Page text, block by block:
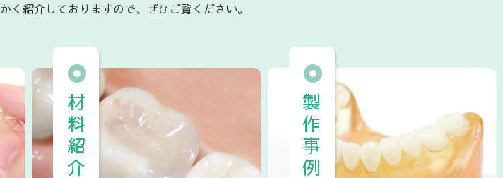
く紹介しておりますので、ぜひご覧ください。
材料紹介 製作事例